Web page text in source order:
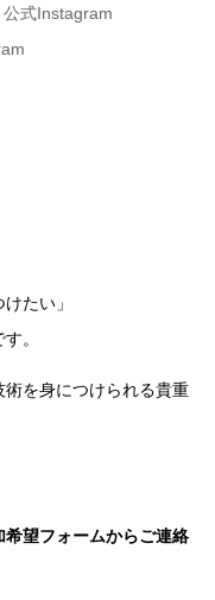
式Instagram
たい」
。
を身につけられる貴重
望フォームからご連絡